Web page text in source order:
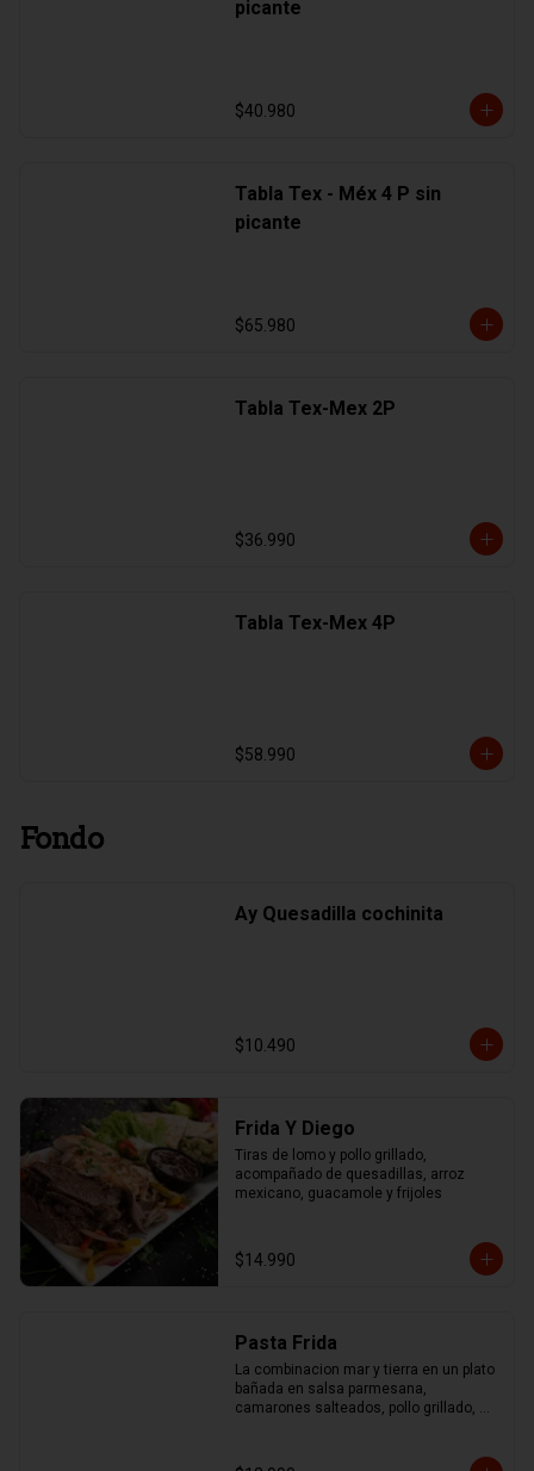
picante
$40.980
Tabla Tex - Méx 4 P sin
picante
$65.980
Tabla Tex-Mex 2P
$36.990
Tabla Tex-Mex 4P
$58.990
Fondo
Ay Quesadilla cochinita
$10.490
Frida Y Diego
Tiras de lomo y pollo grillado,
acompañado de quesadillas, arroz
mexicano, guacamole y frijoles
$14.990
Pasta Frida
La combinacion mar y tierra en un plato
bañada en salsa parmesana,
camarones salteados, pollo grillado,